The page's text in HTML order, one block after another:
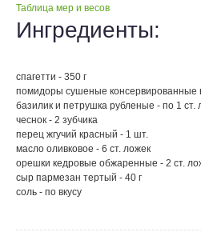
Таблица мер и весов
Ингредиенты:
спагетти - 350 г
помидоры сушеные консервированные
базилик и петрушка рубленые - по 1 ст.
чеснок - 2 зубчика
перец жгучий красный - 1 шт.
масло оливковое - 6 ст. ложек
орешки кедровые обжаренные - 2 ст.
сыр пармезан тертый - 40 г
соль - по вкусу